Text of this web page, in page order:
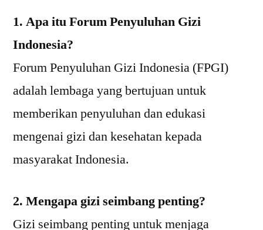
1. Apa itu Forum Penyuluhan Gizi
Indonesia?
Forum Penyuluhan Gizi Indonesia (FPGI)
adalah lembaga yang bertujuan untuk
memberikan penyuluhan dan edukasi
mengenai gizi dan kesehatan kepada
masyarakat Indonesia.
2. Mengapa gizi seimbang penting?
Gizi seimbang penting untuk menjaga